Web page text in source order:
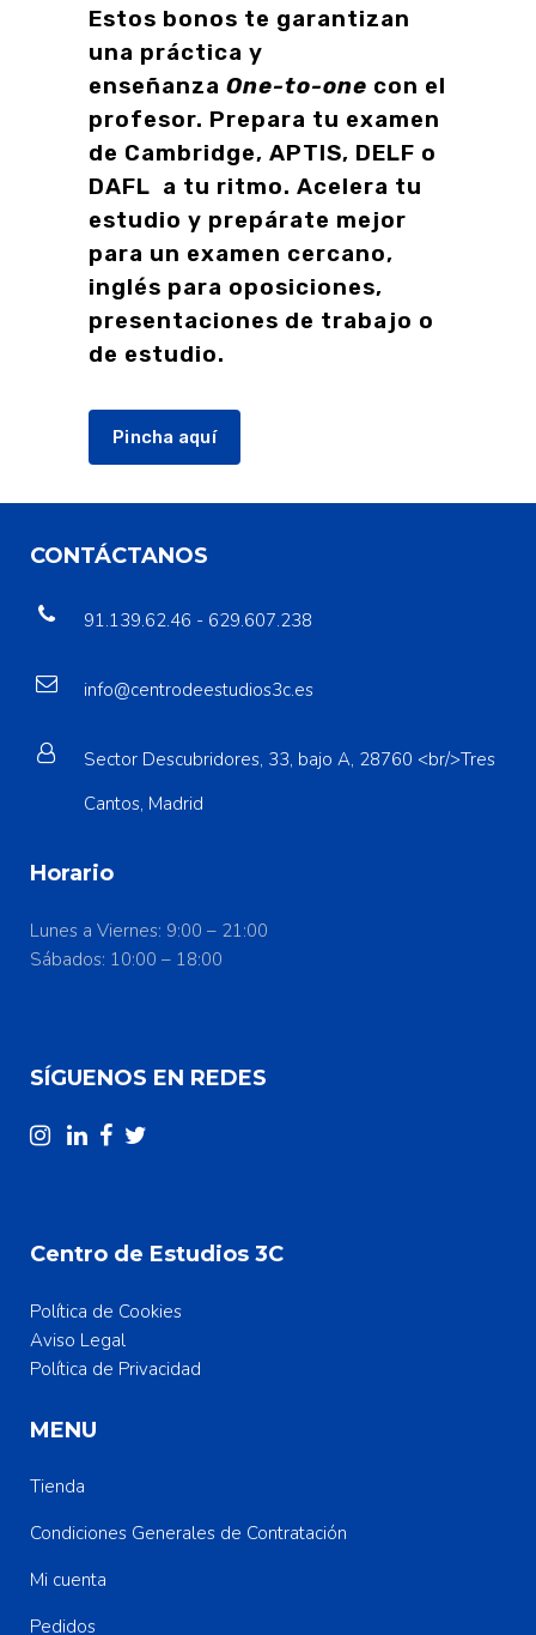
Estos bonos te garantizan
una práctica y
enseñanza One-to-one con el
profesor. Prepara tu examen
de Cambridge, APTIS, DELF o
DAFL a tu ritmo. Acelera tu
estudio y prepárate mejor
para un examen cercano,
inglés para oposiciones,
presentaciones de trabajo o
de estudio.
Pincha aquí
CONTÁCTANOS
91.139.62.46 - 629.607.238
info@centrodeestudios3c.es
Sector Descubridores, 33, bajo A, 28760 <br/>Tres
Cantos, Madrid
Horario
Lunes a Viernes: 9:00 – 21:00
Sábados: 10:00 – 18:00
SÍGUENOS EN REDES
Centro de Estudios 3C
Política de Cookies
Aviso Legal
Política de Privacidad
MENU
Tienda
Condiciones Generales de Contratación
Mi cuenta
Pedidos